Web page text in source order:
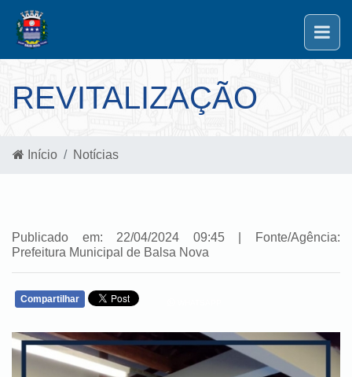
REVITALIZAÇÃO
Início Notícias
Publicado em: 22/04/2024 09:45 | Fonte/Agência:
Prefeitura Municipal de Balsa Nova
Compartilhar